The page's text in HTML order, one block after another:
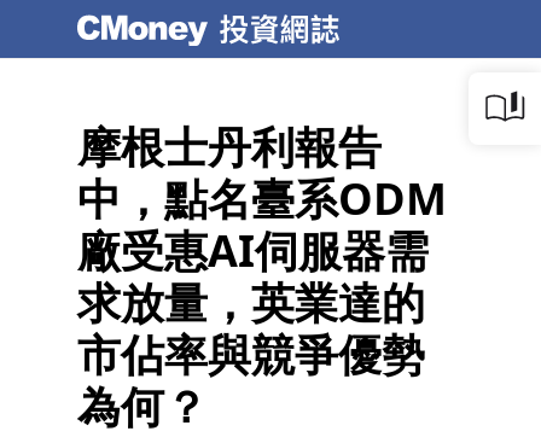
摩根士丹利報告
中，點名臺系ODM
廠受惠AI伺服器需
求放量，英業達的
市佔率與競爭優勢
為何？